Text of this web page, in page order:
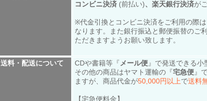
コンビニ決済 (前払い)、楽天銀行決済が
※代金引換とコンビニ決済をご利用の際
なります。また銀行振込と郵便振替のご
ただきますようお願い致します。
送料・配送について CDや書籍等『 メール便』で発送できる小
その他の商品はヤマト運輸の『宅急便』
ますが、商品代金が50,000円以上で送料
【宅急便料金】